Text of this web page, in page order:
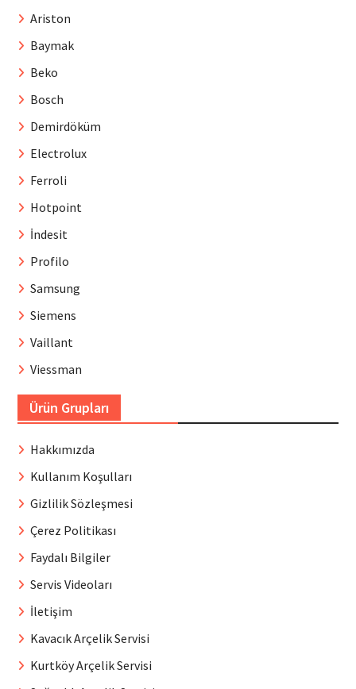
Ariston
Baymak
Beko
Bosch
Demirdöküm
Electrolux
Ferroli
Hotpoint
İndesit
Profilo
Samsung
Siemens
Vaillant
Viessman
Ürün Grupları
Hakkımızda
Kullanım Koşulları
Gizlilik Sözleşmesi
Çerez Politikası
Faydalı Bilgiler
Servis Videoları
İletişim
Kavacık Arçelik Servisi
Kurtköy Arçelik Servisi